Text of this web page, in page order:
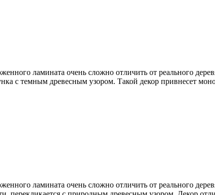
ламината очень сложно отличить от реального
с темным древесным узором. Такой декор привнесет
ламината очень сложно отличить от реального